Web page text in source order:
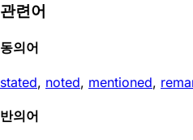
관련어
동의어
stated, noted, mentioned,
반의어